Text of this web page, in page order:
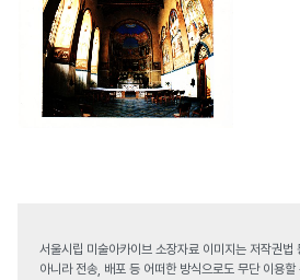
서울시립 미술아카이브 소장자료 이미지는 저작권법
아니라 전송, 배포 등 어떠한 방식으로도 무단 이용할